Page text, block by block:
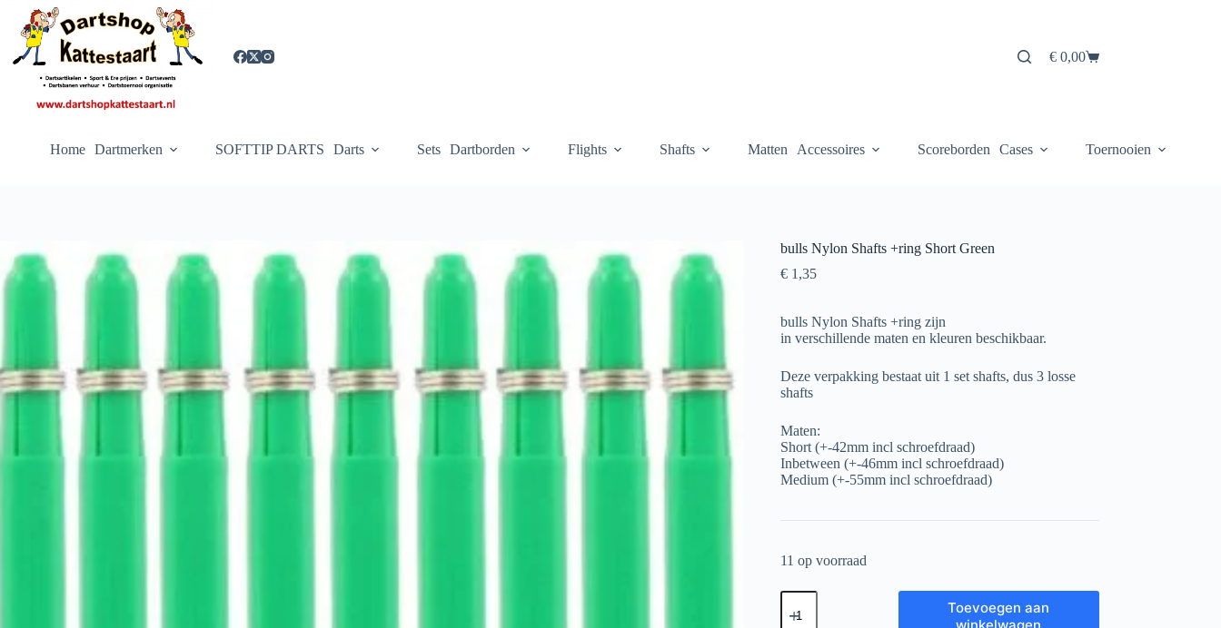
inhoud
Winkelwagen
€0,00
Home Dartmerken SOFTTIP DARTS Darts Sets Dartborden Flights Shafts Matten Accessoires Scoreborden Cases Toernooien
bulls Nylon Shafts +ring Short Green
€1,35
bulls Nylon Shafts +ring zijn
in verschillende maten en kleuren beschikbaar.
Deze verpakking bestaat uit 1 set shafts, dus 3 losse
shafts
Maten:
Short (+-42mm incl schroefdraad)
Inbetween (+-46mm incl schroefdraad)
Medium (+-55mm incl schroefdraad)
11 op voorraad
bulls
Nylon
Toevoegen aan
winkelwagen